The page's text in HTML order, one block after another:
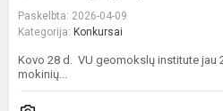
Paskelbta: 2026-04-09
Kategorija: Konkursai
Kovo 28 d. VU geomokslų institute jau
mokinių...